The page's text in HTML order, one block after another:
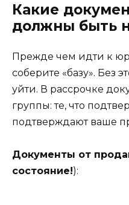
Какие
должны быть
Прежде чем идти к
соберите «базу». Без
уйти. В рассрочке
группы: те, что
подтверждают ваше
Документы от
состояние!):